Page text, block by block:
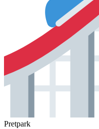
Pretpark